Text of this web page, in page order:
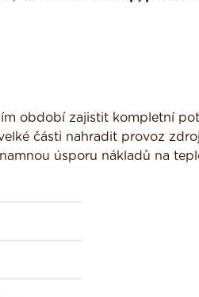
období zajistit kompletní
části nahradit provoz
úsporu nákladů na